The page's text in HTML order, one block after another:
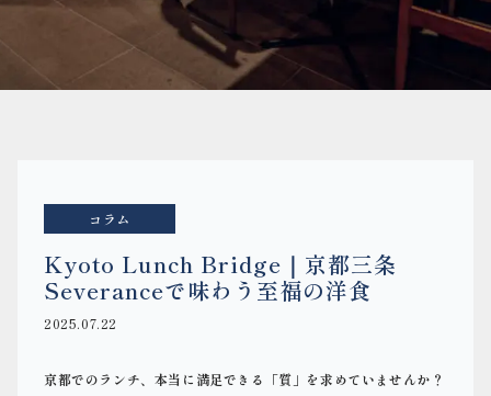
コラム
Kyoto Lunch Bridge｜京都三条
Severanceで味わう至福の洋食
2025.07.22
京都でのランチ、本当に満足できる「質」を求めていませんか？